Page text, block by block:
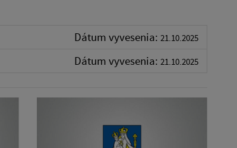
Dátum vyvesenia: 21.10.2025
Dátum vyvesenia: 21.10.2025